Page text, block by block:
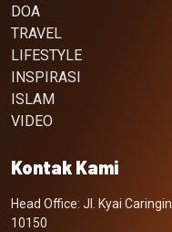
DOA
TRAVEL
LIFESTYLE
INSPIRASI
ISLAM
VIDEO
Kontak Kami
Head Office: Jl. Kyai
10150